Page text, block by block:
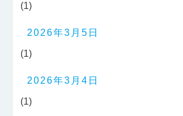
(1)
2026年3月5日
(1)
2026年3月4日
(1)